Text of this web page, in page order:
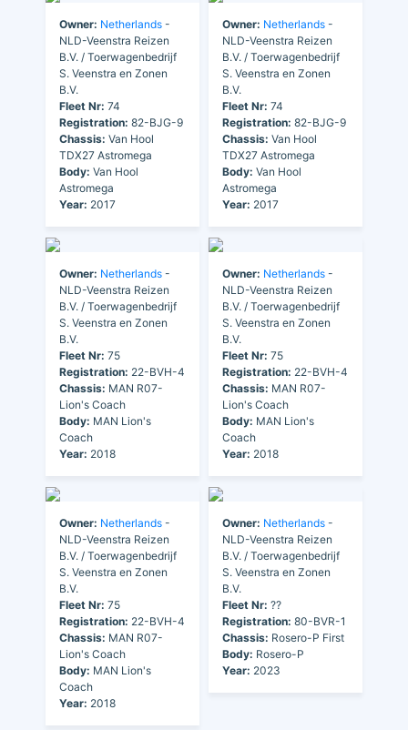
Owner: Netherlands -
NLD-Veenstra Reizen
B.V. / Toerwagenbedrijf
S. Veenstra en Zonen
B.V.
Fleet Nr: 74
Registration: 82-BJG-9
Chassis: Van Hool
TDX27 Astromega
Body: Van Hool
Astromega
Year: 2017
Owner: Netherlands -
NLD-Veenstra Reizen
B.V. / Toerwagenbedrijf
S. Veenstra en Zonen
B.V.
Fleet Nr: 74
Registration: 82-BJG-9
Chassis: Van Hool
TDX27 Astromega
Body: Van Hool
Astromega
Year: 2017
Owner: Netherlands -
NLD-Veenstra Reizen
B.V. / Toerwagenbedrijf
S. Veenstra en Zonen
B.V.
Fleet Nr: 75
Registration: 22-BVH-4
Chassis: MAN R07-
Lion's Coach
Body: MAN Lion's
Coach
Year: 2018
Owner: Netherlands -
NLD-Veenstra Reizen
B.V. / Toerwagenbedrijf
S. Veenstra en Zonen
B.V.
Fleet Nr: 75
Registration: 22-BVH-4
Chassis: MAN R07-
Lion's Coach
Body: MAN Lion's
Coach
Year: 2018
Owner: Netherlands -
NLD-Veenstra Reizen
B.V. / Toerwagenbedrijf
S. Veenstra en Zonen
B.V.
Fleet Nr: 75
Registration: 22-BVH-4
Chassis: MAN R07-
Lion's Coach
Body: MAN Lion's
Coach
Year: 2018
Owner: Netherlands -
NLD-Veenstra Reizen
B.V. / Toerwagenbedrijf
S. Veenstra en Zonen
B.V.
Fleet Nr: ??
Registration: 80-BVR-1
Chassis: Rosero-P First
Body: Rosero-P
Year: 2023